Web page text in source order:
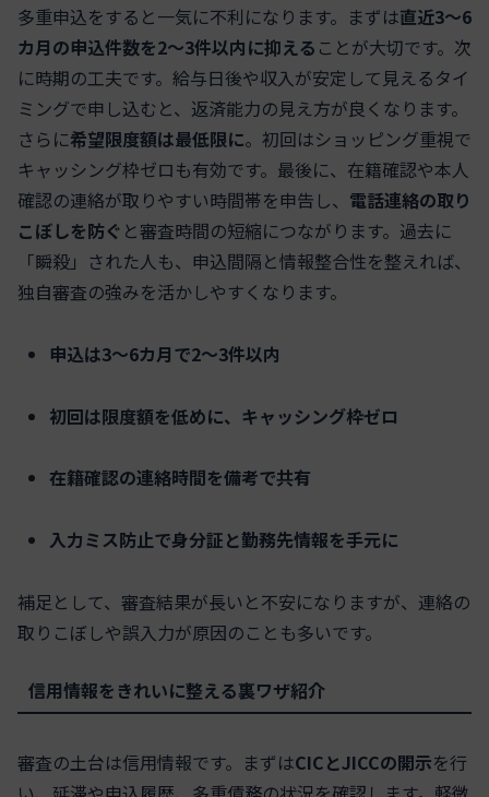
多重申込をすると一気に不利になります。まずは直近3〜6
カ月の申込件数を2〜3件以内に抑える ことが大切です。次
に時期の工夫です。給与日後や収入が安定して見えるタイ
ミングで申し込むと、返済能力の見え方が良くなります。
さらに希望限度額は最低限に。初回はショッピング重視で
キャッシング枠ゼロも有効です。最後に、在籍確認や本人
確認の連絡が取りやすい時間帯を申告し、 電話連絡の取り
こぼしを防ぐ と審査時間の短縮につながります。過去に
「瞬殺」された人も、申込間隔と情報整合性を整えれば、
独自審査の強みを活かしやすくなります。
申込は3〜6カ月で2〜3件以内
初回は限度額を低めに、キャッシング枠ゼロ
在籍確認の連絡時間を備考で共有
入力ミス防止で身分証と勤務先情報を手元に
補足として、審査結果が長いと不安になりますが、連絡の
取りこぼしや誤入力が原因のことも多いです。
信用情報をきれいに整える裏ワザ紹介
審査の土台は信用情報です。まずはCICとJICCの開示を行